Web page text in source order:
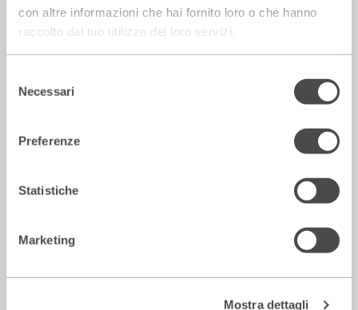
con altre informazioni che hai fornito loro o che hanno
raccolto dal tuo utilizzo dei loro servizi.
delNecessari
Preferenze
Statistiche
Marketing
Mostra dettagli
Corriere della sera – Io, tra Ferragni e
Frassica